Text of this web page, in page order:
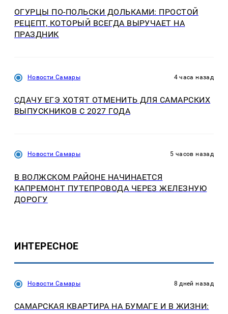
ОГУРЦЫ ПО‑ПОЛЬСКИ ДОЛЬКАМИ: ПРОСТОЙ
РЕЦЕПТ, КОТОРЫЙ ВСЕГДА ВЫРУЧАЕТ НА
ПРАЗДНИК
Новости Самары 4 часа назад
СДАЧУ ЕГЭ ХОТЯТ ОТМЕНИТЬ ДЛЯ САМАРСКИХ
ВЫПУСКНИКОВ С 2027 ГОДА
Новости Самары 5 часов назад
В ВОЛЖСКОМ РАЙОНЕ НАЧИНАЕТСЯ
КАПРЕМОНТ ПУТЕПРОВОДА ЧЕРЕЗ ЖЕЛЕЗНУЮ
ДОРОГУ
ИНТЕРЕСНОЕ
Новости Самары 8 дней назад
САМАРСКАЯ КВАРТИРА НА БУМАГЕ И В ЖИЗНИ: